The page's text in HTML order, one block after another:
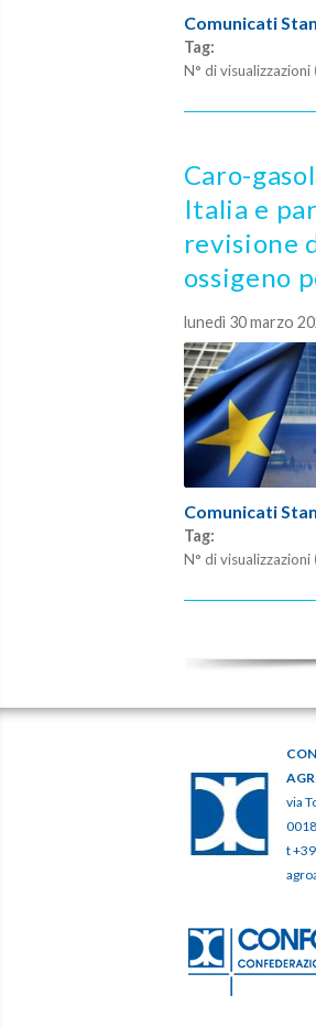
Comunicati
Tag:
N° di visualizzazioni
Caro-
Italia e
revisione
ossigeno
lunedì 30 marzo
Comunicati
Tag:
N° di visualizzazioni
via
t